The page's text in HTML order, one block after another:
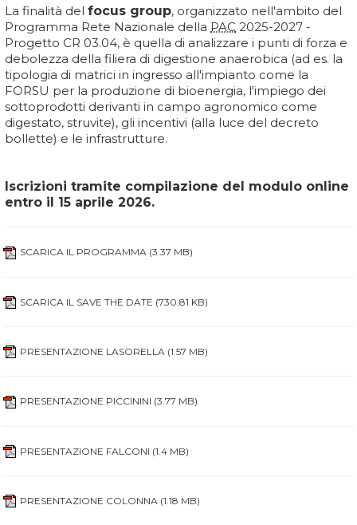
La finalità del focus group, organizzato nell'ambito del
Programma Rete Nazionale della PAC 2025-2027 -
Progetto CR 03.04, è quella di analizzare i punti di forza e
debolezza della filiera di digestione anaerobica (ad es. la
tipologia di matrici in ingresso all'impianto come la
FORSU per la produzione di bioenergia, l'impiego dei
sottoprodotti derivanti in campo agronomico come
digestato, struvite), gli incentivi (alla luce del decreto
bollette) e le infrastrutture.
Iscrizioni tramite compilazione del modulo online
entro il 15 aprile 2026.
SCARICA IL PROGRAMMA (3.37 MB)
SCARICA IL SAVE THE DATE (730.81 KB)
PRESENTAZIONE LASORELLA (1.57 MB)
PRESENTAZIONE PICCININI (3.77 MB)
PRESENTAZIONE FALCONI (1.4 MB)
PRESENTAZIONE COLONNA (1.18 MB)